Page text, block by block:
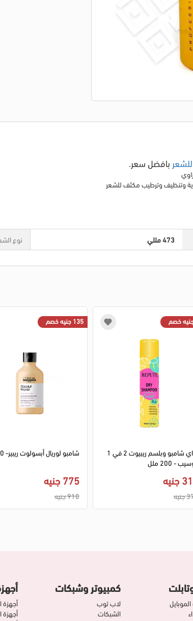
بافضل سعر.
وتنظيف وترطيب مكثف للشعر
473 مللي نوع
135 جنيه خصم
شامبو لوريال أبسولوت ريبير- 300 مل
775 جنيه
910 جنيه
دراي شامبو وبلسم ريبيوت 2 في 1
- 200 ملل
كمبيوتر وشبكات
لاب توب
الشبكات
أجهزة
أجهزة